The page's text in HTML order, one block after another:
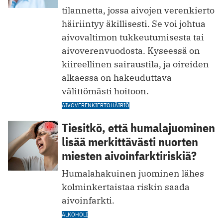
tilannetta, jossa aivojen verenkierto
häiriintyy äkillisesti. Se voi johtua
aivovaltimon tukkeutumisesta tai
aivoverenvuodosta. Kyseessä on
kiireellinen sairaustila, ja oireiden
alkaessa on hakeuduttava
välittömästi hoitoon.
AIVOVERENKIERTOHÄIRIÖ
Tiesitkö, että humalajuominen
lisää merkittävästi nuorten
miesten aivoinfarktiriskiä?
Humalahakuinen juominen lähes
kolminkertaistaa riskin saada
aivoinfarkti.
ALKOHOLI